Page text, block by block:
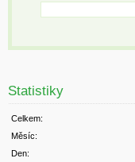
Statistiky
Celkem:
Měsíc:
Den: